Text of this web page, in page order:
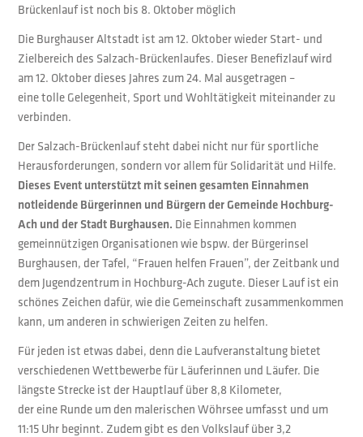
Brückenlauf ist noch bis 8. Oktober möglich
Die Burghauser Altstadt ist am 12. Oktober wieder Start- und
Zielbereich des Salzach-Brückenlaufes. Dieser Benefizlauf wird
am 12. Oktober dieses Jahres zum 24. Mal ausgetragen –
eine tolle Gelegenheit, Sport und Wohltätigkeit miteinander zu
verbinden.
Der Salzach-Brückenlauf steht dabei nicht nur für sportliche
Herausforderungen, sondern vor allem für Solidarität und Hilfe.
Dieses Event unterstützt mit seinen gesamten Einnahmen
notleidende Bürgerinnen und Bürgern der Gemeinde Hochburg-
Ach und der Stadt Burghausen. Die Einnahmen kommen
gemeinnützigen Organisationen wie bspw. der Bürgerinsel
Burghausen, der Tafel, “Frauen helfen Frauen”, der Zeitbank und
dem Jugendzentrum in Hochburg-Ach zugute. Dieser Lauf ist ein
schönes Zeichen dafür, wie die Gemeinschaft zusammenkommen
kann, um anderen in schwierigen Zeiten zu helfen.
Für jeden ist etwas dabei, denn die Laufveranstaltung bietet
verschiedenen Wettbewerbe für Läuferinnen und Läufer. Die
längste Strecke ist der Hauptlauf über 8,8 Kilometer,
der eine Runde um den malerischen Wöhrsee umfasst und um
11:15 Uhr beginnt. Zudem gibt es den Volkslauf über 3,2